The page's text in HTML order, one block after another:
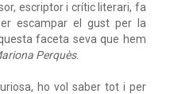
escriptor i crític literari, fa
escampar el gust per la
faceta seva que hem
Perquès.
ho vol saber tot i per